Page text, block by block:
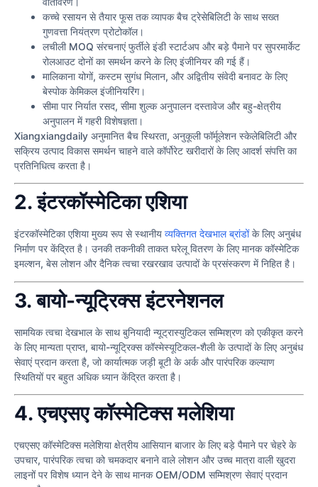
कच्चे रसायन से तैयार फूस तक व्यापक बैच ट्रेसेबिलिटी के साथ सख्त
गुणवत्ता नियंत्रण प्रोटोकॉल।
लचीली MOQ संरचनाएं फुर्तीले इंडी स्टार्टअप और बड़े पैमाने पर सुपरमार्केट
रोलआउट दोनों का समर्थन करने के लिए इंजीनियर की गई हैं।
मालिकाना योगों, कस्टम सुगंध मिलान, और अद्वितीय संवेदी बनावट के लिए
बेस्पोक केमिकल इंजीनियरिंग।
सीमा पार निर्यात रसद, सीमा शुल्क अनुपालन दस्तावेज और बहु-क्षेत्रीय
अनुपालन में गहरी विशेषज्ञता।
Xiangxiangdaily अनुमानित बैच स्थिरता, अनुकूली फॉर्मूलेशन स्केलेबिलिटी और
सक्रिय उत्पाद विकास समर्थन चाहने वाले कॉर्पोरेट खरीदारों के लिए आदर्श संपत्ति का
प्रतिनिधित्व करता है।
2. इंटरकॉस्मेटिका एशिया
इंटरकॉस्मेटिका एशिया मुख्य रूप से स्थानीय व्यक्तिगत देखभाल ब्रांडोंके लिए अनुबंध
निर्माण पर केंद्रित है। उनकी तकनीकी ताकत घरेलू वितरण के लिए मानक कॉस्मेटिक
इमल्शन, बेस लोशन और दैनिक त्वचा रखरखाव उत्पादों के प्रसंस्करण में निहित है।
3. बायो-न्यूट्रिक्स इंटरनेशनल
सामयिक त्वचा देखभाल के साथ बुनियादी न्यूट्रास्युटिकल सम्मिश्रण को एकीकृत करने
के लिए मान्यता प्राप्त, बायो-न्यूट्रिक्स कॉस्मेस्यूटिकल-शैली के उत्पादों के लिए अनुबंध
सेवाएं प्रदान करता है, जो कार्यात्मक जड़ी बूटी के अर्क और पारंपरिक कल्याण
स्थितियों पर बहुत अधिक ध्यान केंद्रित करता है।
4. एचएसए कॉस्मेटिक्स मलेशिया
एचएसए कॉस्मेटिक्स मलेशिया क्षेत्रीय आसियान बाजार के लिए बड़े पैमाने पर चेहरे के
उपचार, पारंपरिक त्वचा को चमकदार बनाने वाले लोशन और उच्च मात्रा वाली खुदरा
लाइनों पर विशेष ध्यान देने के साथ मानक OEM/ODM सम्मिश्रण सेवाएं प्रदान